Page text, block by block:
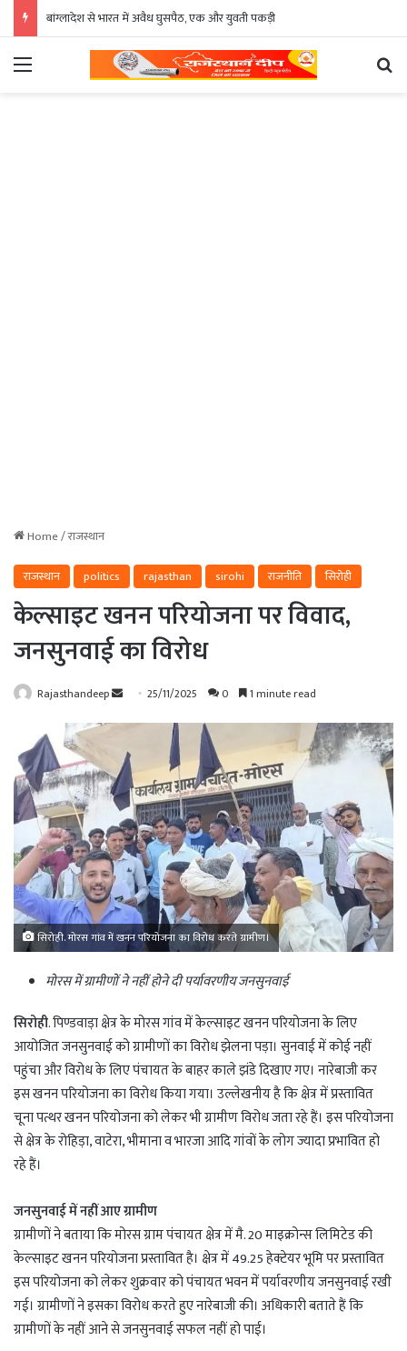
बांग्लादेश से भारत में अवैध घुसपैठ, एक और युवती पकड़ी
Menu
Home/राजस्थान
राजस्थान
politics rajasthan sirohi राजनीति सिरोही
केल्साइट खनन परियोजना पर विवाद,
जनसुनवाई का विरोध
Rajasthandeep
Send 25/11/2025 0 1 minute read
सिरोही. मोरस गांव में खनन परियोजना का विरोध करते ग्रामीण।
मोरस में ग्रामीणों ने नहीं होने दी पर्यावरणीय जनसुनवाई
सिरोही. पिण्डवाड़ा क्षेत्र के मोरस गांव में केल्साइट खनन परियोजना के लिए
आयोजित जनसुनवाई को ग्रामीणों का विरोध झेलना पड़ा। सुनवाई में कोई नहीं
पहुंचा और विरोध के लिए पंचायत के बाहर काले झंडे दिखाए गए। नारेबाजी कर
इस खनन परियोजना का विरोध किया गया। उल्लेखनीय है कि क्षेत्र में प्रस्तावित
चूना पत्थर खनन परियोजना को लेकर भी ग्रामीण विरोध जता रहे हैं। इस परियोजना
से क्षेत्र के रोहिड़ा, वाटेरा, भीमाना व भारजा आदि गांवों के लोग ज्यादा प्रभावित हो
रहे हैं।
जनसुनवाई में नहीं आए ग्रामीण
ग्रामीणों ने बताया कि मोरस ग्राम पंचायत क्षेत्र में मै. 20 माइक्रोन्स लिमिटेड की
केल्साइट खनन परियोजना प्रस्तावित है। क्षेत्र में 49.25 हेक्टेयर भूमि पर प्रस्तावित
इस परियोजना को लेकर शुक्रवार को पंचायत भवन में पर्यावरणीय जनसुनवाई रखी
गई। ग्रामीणों ने इसका विरोध करते हुए नारेबाजी की। अधिकारी बताते हैं कि
ग्रामीणों के नहीं आने से जनसुनवाई सफल नहीं हो पाई।